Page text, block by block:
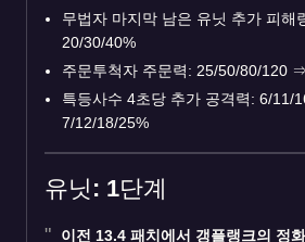
무법자 마지막 남은 유닛 추가 피해
20/30/40%
주문투척자 주문력: 25/50/80/120 ⇒
특등사수 4초당 추가 공격력: 6/11/
7/12/18/25%
유닛: 1단계
이전 13.4 패치에서 갱플랭크의 정